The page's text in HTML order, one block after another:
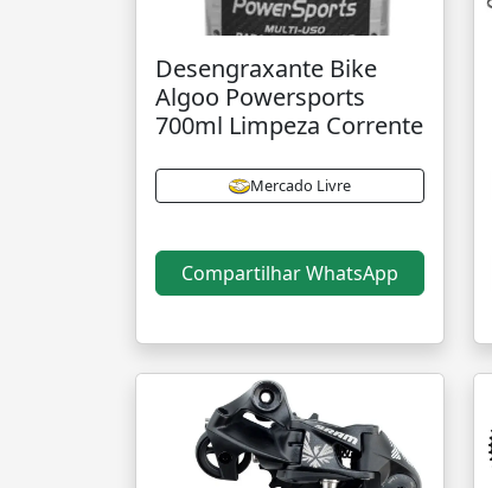
Desengraxante Bike
Algoo Powersports
700ml Limpeza Corrente
Mercado Livre
Compartilhar WhatsApp